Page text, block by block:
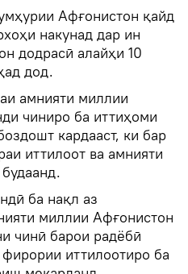
Афғонистон қайд
накунад дар ин
додрасӣ алайҳи 10
дод.
амнияти миллии
чиниро ба иттиҳоми
кардааст, ки бар
иттилоот ва амнияти
ба нақл аз
миллии Афғонистон
чинӣ барои радёбӣ
иттилоотиро ба